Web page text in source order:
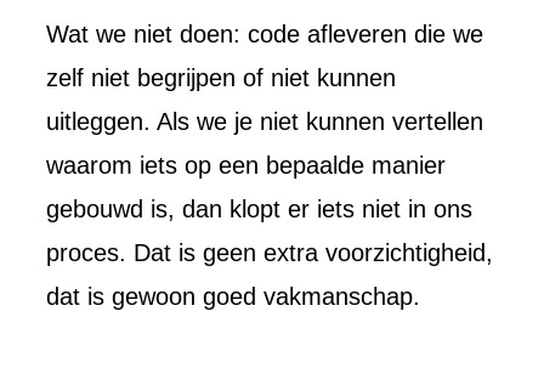
Wat we niet doen: code afleveren die we
zelf niet begrijpen of niet kunnen
uitleggen. Als we je niet kunnen vertellen
waarom iets op een bepaalde manier
gebouwd is, dan klopt er iets niet in ons
proces. Dat is geen extra voorzichtigheid,
dat is gewoon goed vakmanschap.